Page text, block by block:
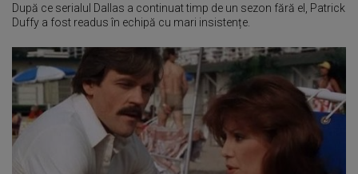
După ce serialul Dallas a continuat timp de un sezon fără el, Patrick
Duffy a fost readus în echipă cu mari insistențe.